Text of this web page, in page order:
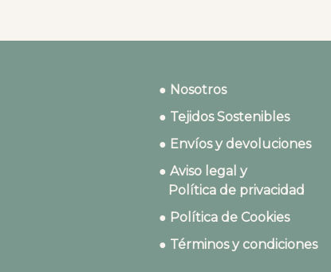
● Nosotros
● Tejidos Sostenibles
● Envíos y devoluciones
● Aviso legal y
Política de privacidad
● Política de Cookies
● Términos y condiciones